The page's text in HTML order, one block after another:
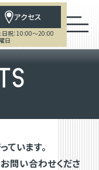
アクセス
祝：10:00～20:00
日
S
います。
問い合わせくださ